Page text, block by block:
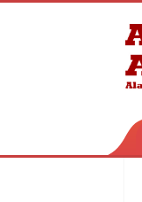
kaçak bahis
porno izle